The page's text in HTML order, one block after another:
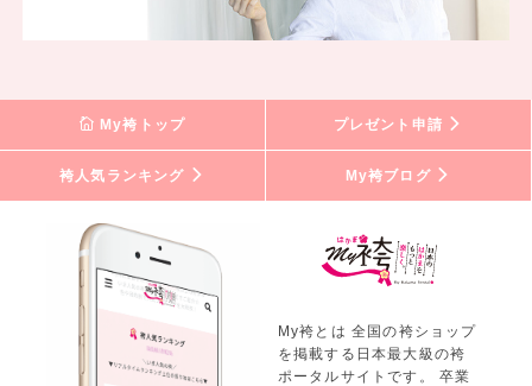
My袴トップ プレゼント申請
袴人気ランキング My袴ブログ
My袴とは 全国の袴ショップ
を掲載する日本最大級の袴
ポータルサイトです。 卒業